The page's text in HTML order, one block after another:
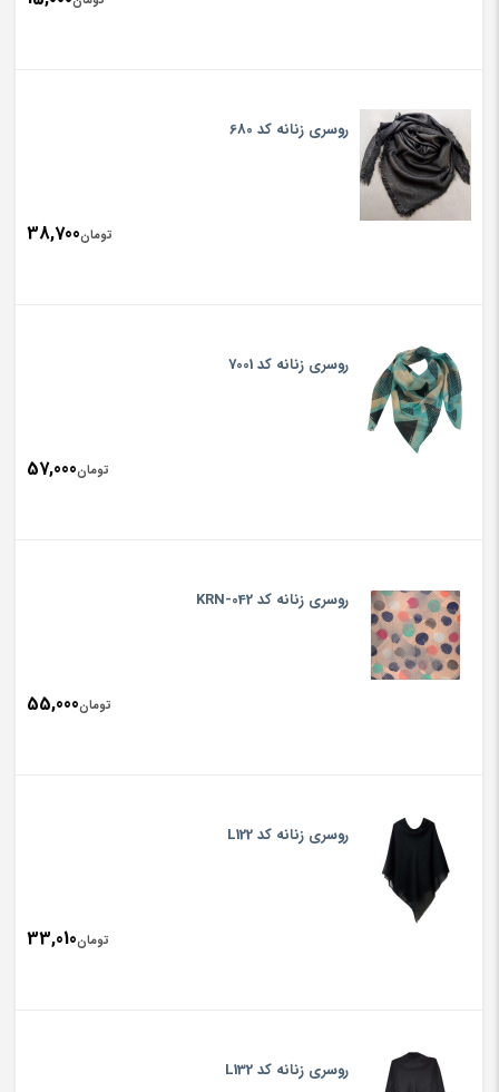
روسری زنانه کد 680
تومان38,700
روسری زنانه کد 7001
تومان57,000
روسری زنانه کد KRN-042
تومان55,000
روسری زنانه کد L122
تومان33,010
روسری زنانه کد L132